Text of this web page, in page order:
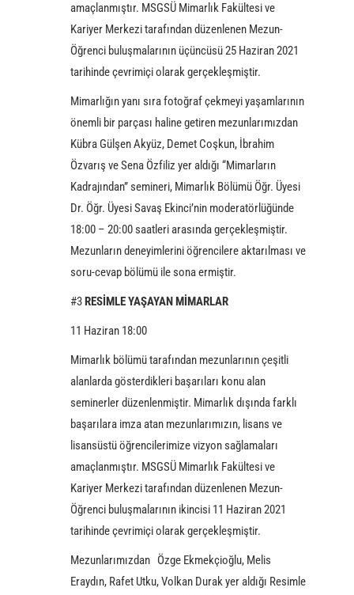
amaçlanmıştır. MSGSÜ Mimarlık Fakültesi ve
Kariyer Merkezi tarafından düzenlenen Mezun-
Öğrenci buluşmalarının üçüncüsü 25 Haziran 2021
tarihinde çevrimiçi olarak gerçekleşmiştir.
Mimarlığın yanı sıra fotoğraf çekmeyi yaşamlarının
önemli bir parçası haline getiren mezunlarımızdan
Kübra Gülşen Akyüz, Demet Coşkun, İbrahim
Özvarış ve Sena Özfiliz yer aldığı “Mimarların
Kadrajından” semineri, Mimarlık Bölümü Öğr. Üyesi
Dr. Öğr. Üyesi Savaş Ekinci’nin moderatörlüğünde
18:00 – 20:00 saatleri arasında gerçekleşmiştir.
Mezunların deneyimlerini öğrencilere aktarılması ve
soru-cevap bölümü ile sona ermiştir.
#3 RESİMLE YAŞAYAN MİMARLAR
11 Haziran 18:00
Mimarlık bölümü tarafından mezunlarının çeşitli
alanlarda gösterdikleri başarıları konu alan
seminerler düzenlenmiştir. Mimarlık dışında farklı
başarılara imza atan mezunlarımızın, lisans ve
lisansüstü öğrencilerimize vizyon sağlamaları
amaçlanmıştır. MSGSÜ Mimarlık Fakültesi ve
Kariyer Merkezi tarafından düzenlenen Mezun-
Öğrenci buluşmalarının ikincisi 11 Haziran 2021
tarihinde çevrimiçi olarak gerçekleşmiştir.
Mezunlarımızdan Özge Ekmekçioğlu, Melis
Eraydın, Rafet Utku, Volkan Durak yer aldığı Resimle